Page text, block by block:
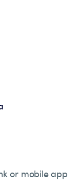
or mobile app